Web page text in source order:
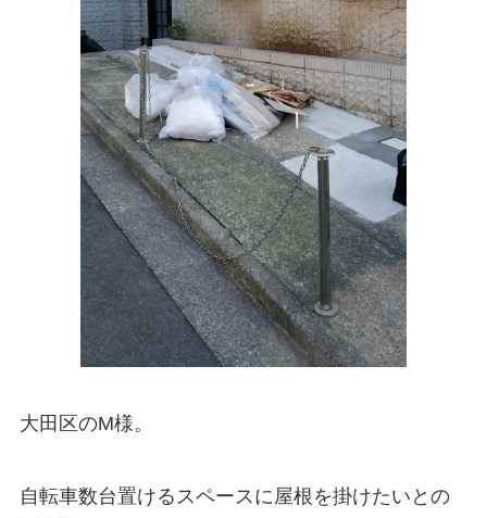
大田区のM様。
自転車数台置けるスペースに屋根を掛けたいとの